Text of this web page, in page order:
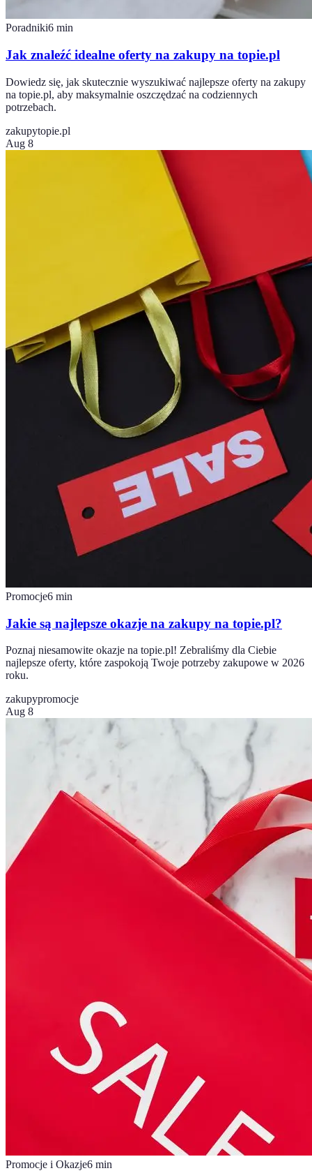
Poradniki6 min
Jak znaleźć idealne oferty na zakupy na topie.pl
Dowiedz się, jak skutecznie wyszukiwać najlepsze oferty na zakupy
na topie.pl, aby maksymalnie oszczędzać na codziennych
potrzebach.
zakupytopie.pl
Aug 8
Promocje6 min
Jakie są najlepsze okazje na zakupy na topie.pl?
Poznaj niesamowite okazje na topie.pl! Zebraliśmy dla Ciebie
najlepsze oferty, które zaspokoją Twoje potrzeby zakupowe w 2026
roku.
zakupypromocje
Aug 8
Promocje i Okazje6 min